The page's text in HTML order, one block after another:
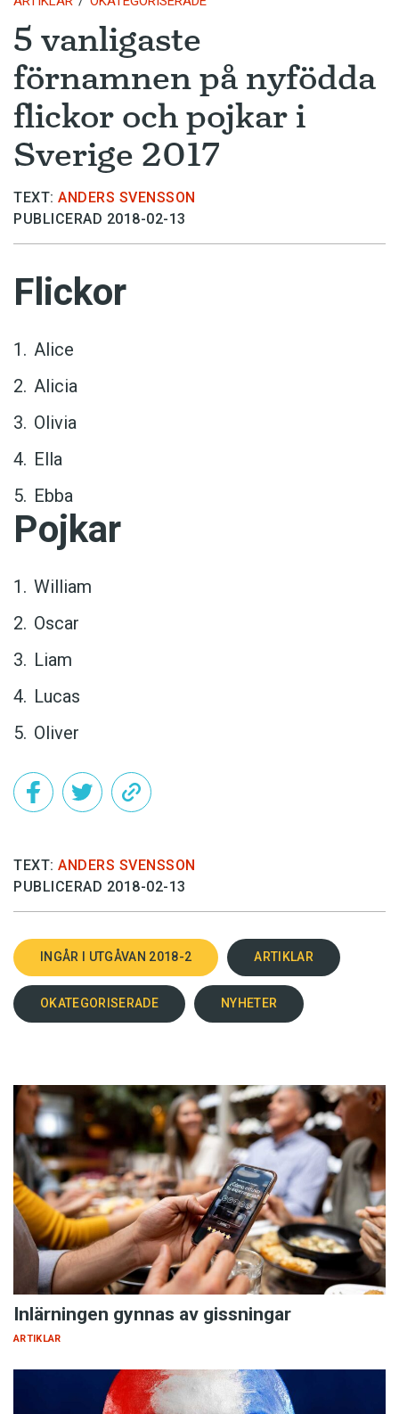
5 vanligaste
förnamnen på nyfödda
flickor och pojkar i
Sverige 2017
TEXT: ANDERS SVENSSON
PUBLICERAD 2018-02-13
Flickor
Alice
Alicia
Olivia
Ella
Ebba
Pojkar
William
Oscar
Liam
Lucas
Oliver
TEXT: ANDERS SVENSSON
PUBLICERAD 2018-02-13
INGÅR I UTGÅVAN 2018-2 ARTIKLAR
OKATEGORISERADE NYHETER
Inlärningen gynnas av gissningar
ARTIKLAR